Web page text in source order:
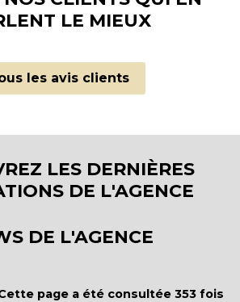
LE MIEUX
les avis clients
LES DERNIÈRES
DE L'AGENCE
DE L'AGENCE
page a été consultée 353 fois